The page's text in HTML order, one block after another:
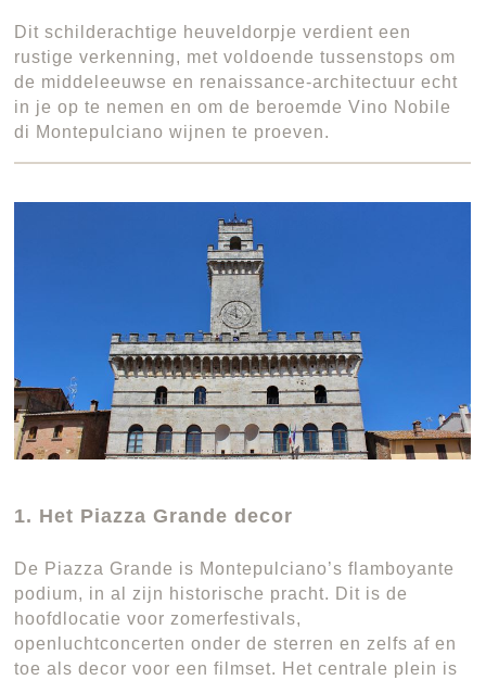
Dit schilderachtige heuveldorpje verdient een
rustige verkenning, met voldoende tussenstops om
de middeleeuwse en renaissance-architectuur echt
in je op te nemen en om de beroemde Vino Nobile
di Montepulciano wijnen te proeven.
1. Het Piazza Grande decor
De Piazza Grande is Montepulciano’s flamboyante
podium, in al zijn historische pracht. Dit is de
hoofdlocatie voor zomerfestivals,
openluchtconcerten onder de sterren en zelfs af en
toe als decor voor een filmset. Het centrale plein is